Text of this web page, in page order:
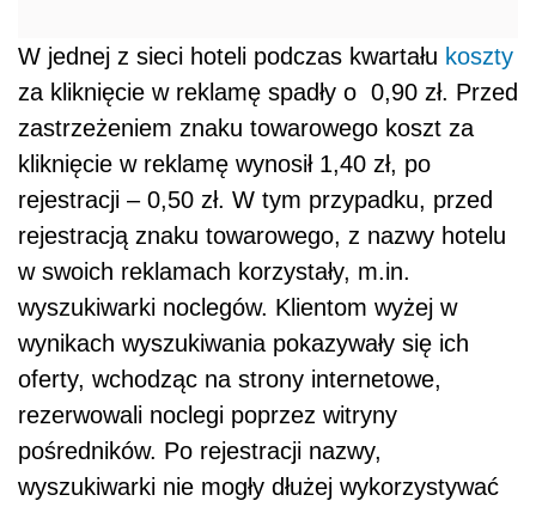
W jednej z sieci hoteli podczas kwartału koszty
za kliknięcie w reklamę spadły o 0,90 zł. Przed
zastrzeżeniem znaku towarowego koszt za
kliknięcie w reklamę wynosił 1,40 zł, po
rejestracji – 0,50 zł. W tym przypadku, przed
rejestracją znaku towarowego, z nazwy hotelu
w swoich reklamach korzystały, m.in.
wyszukiwarki noclegów. Klientom wyżej w
wynikach wyszukiwania pokazywały się ich
oferty, wchodząc na strony internetowe,
rezerwowali noclegi poprzez witryny
pośredników. Po rejestracji nazwy,
wyszukiwarki nie mogły dłużej wykorzystywać